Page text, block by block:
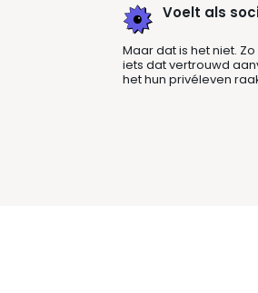
Voelt als
Maar dat is het niet.
iets dat vertrouwd
het hun privéleven